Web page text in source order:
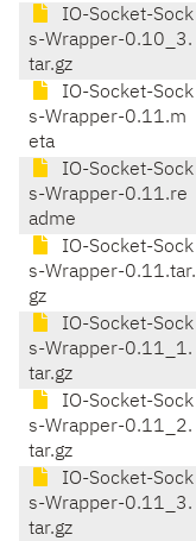
IO-Socket-Sock
s-Wrapper-0.10_3.
tar.gz
IO-Socket-Sock
s-Wrapper-0.11.m
eta
IO-Socket-Sock
s-Wrapper-0.11.re
adme
IO-Socket-Sock
s-Wrapper-0.11.tar.
gz
IO-Socket-Sock
s-Wrapper-0.11_1.
tar.gz
IO-Socket-Sock
s-Wrapper-0.11_2.
tar.gz
IO-Socket-Sock
s-Wrapper-0.11_3.
tar.gz